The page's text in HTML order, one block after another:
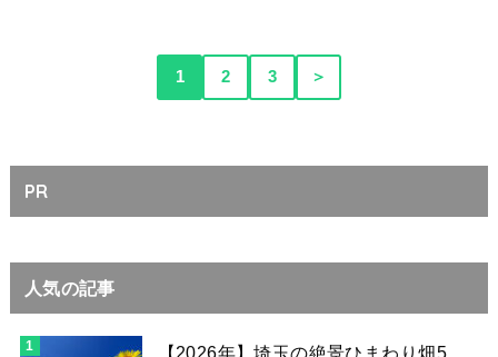
1 2 3 ＞
PR
人気の記事
【2026年】埼玉の絶景ひまわり畑5